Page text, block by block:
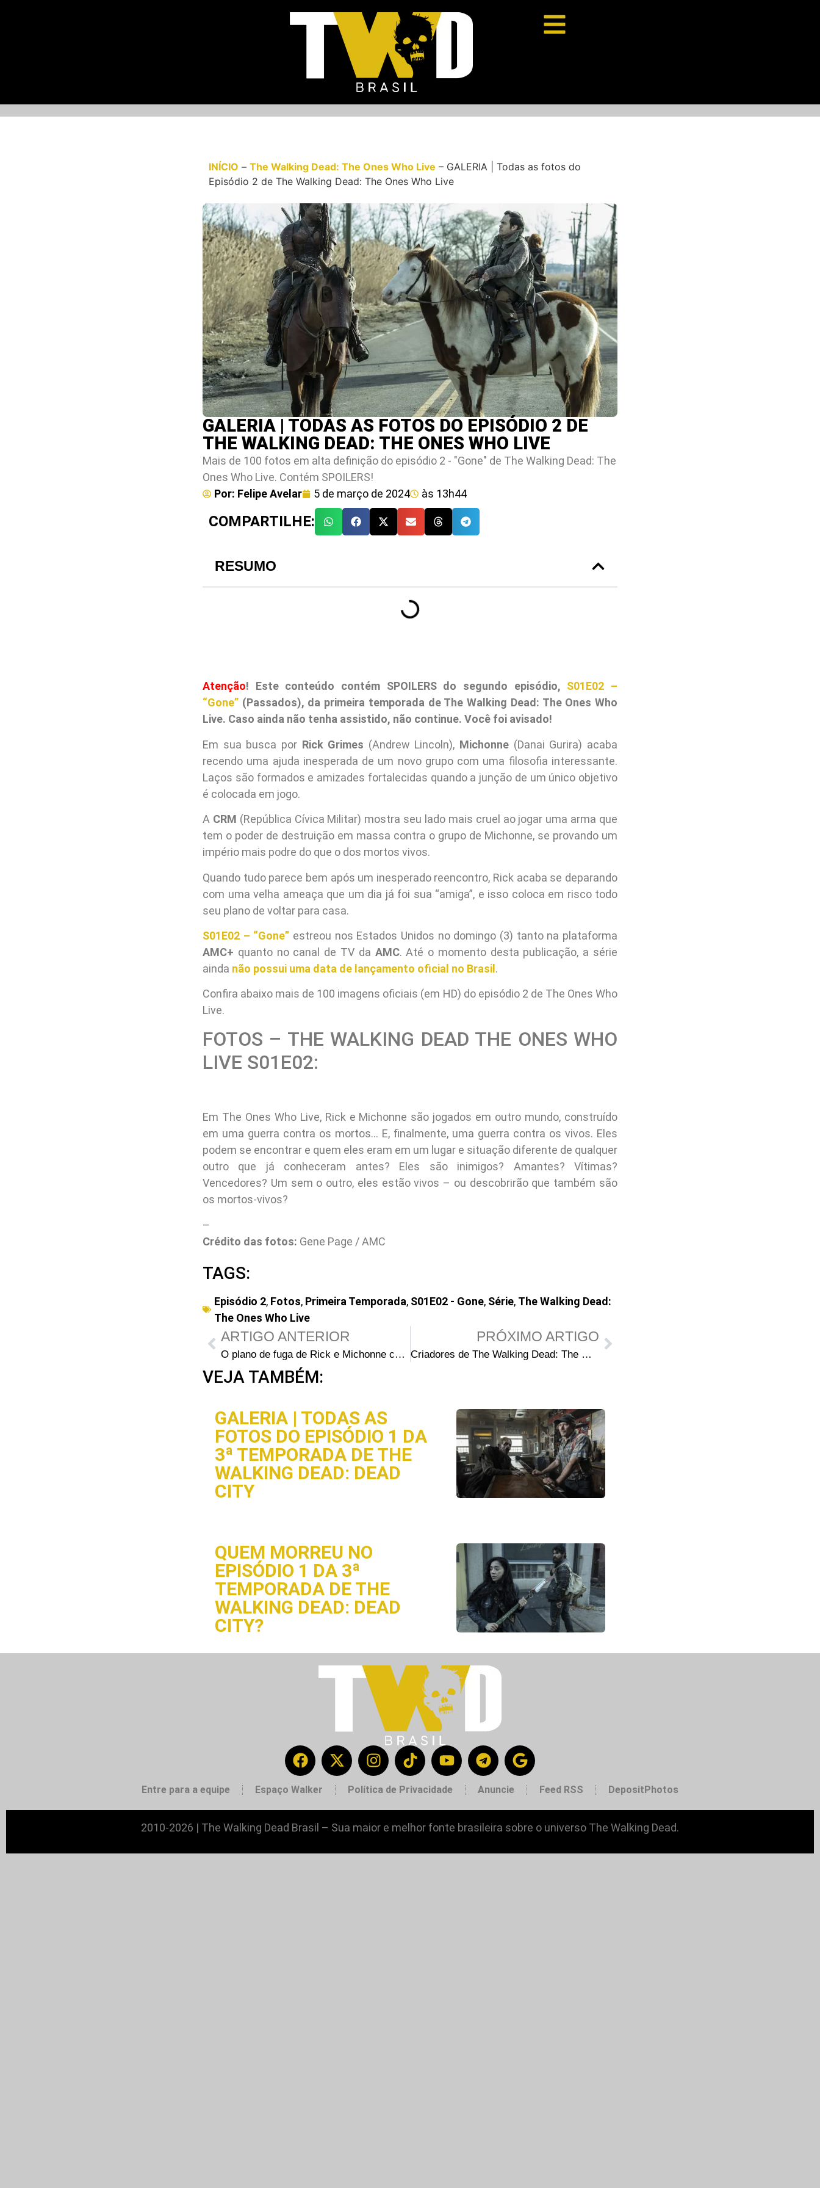
INÍCIO – The Walking Dead: The Ones Who Live – GALERIA | Todas as fotos do
Episódio 2 de The Walking Dead: The Ones Who Live
GALERIA | TODAS AS FOTOS DO EPISÓDIO 2 DE
THE WALKING DEAD: THE ONES WHO LIVE
Mais de 100 fotos em alta definição do episódio 2 - "Gone" de The Walking Dead: The
Ones Who Live. Contém SPOILERS!
Por: Felipe Avelar 5 de março de 2024 às 13h44
COMPARTILHE:
RESUMO
Atenção! Este conteúdo contém SPOILERS do segundo episódio, S01E02 –
“Gone” (Passados), da primeira temporada de The Walking Dead: The Ones Who
Live. Caso ainda não tenha assistido, não continue. Você foi avisado!
Em sua busca por Rick Grimes (Andrew Lincoln), Michonne (Danai Gurira) acaba
recendo uma ajuda inesperada de um novo grupo com uma filosofia interessante.
Laços são formados e amizades fortalecidas quando a junção de um único objetivo
é colocada em jogo.
A CRM (República Cívica Militar) mostra seu lado mais cruel ao jogar uma arma que
tem o poder de destruição em massa contra o grupo de Michonne, se provando um
império mais podre do que o dos mortos vivos.
Quando tudo parece bem após um inesperado reencontro, Rick acaba se deparando
com uma velha ameaça que um dia já foi sua “amiga”, e isso coloca em risco todo
seu plano de voltar para casa.
S01E02 – “Gone” estreou nos Estados Unidos no domingo (3) tanto na plataforma
AMC+ quanto no canal de TV da AMC. Até o momento desta publicação, a série
ainda não possui uma data de lançamento oficial no Brasil .
Confira abaixo mais de 100 imagens oficiais (em HD) do episódio 2 de The Ones Who
Live.
FOTOS – THE WALKING DEAD THE ONES WHO
LIVE S01E02:
Em The Ones Who Live, Rick e Michonne são jogados em outro mundo, construído
em uma guerra contra os mortos… E, finalmente, uma guerra contra os vivos. Eles
podem se encontrar e quem eles eram em um lugar e situação diferente de qualquer
outro que já conheceram antes? Eles são inimigos? Amantes? Vítimas?
Vencedores? Um sem o outro, eles estão vivos – ou descobrirão que também são
os mortos-vivos?
–
Crédito das fotos: Gene Page / AMC
TAGS:
Episódio 2, Fotos, Primeira Temporada, S01E02 - Gone, Série, The Walking Dead:
The Ones Who Live
ARTIGO ANTERIOR
O plano de fuga de Rick e Michonne começa no trailer do próximo episódio de The Walking Dead: The Ones Who Live
PRÓXIMO ARTIGO
Criadores de The Walking Dead: The Ones Who Live comentam sobre a jornada de Michonne de volta a Rick
VEJA TAMBÉM:
GALERIA | TODAS AS
FOTOS DO EPISÓDIO 1 DA
3ª TEMPORADA DE THE
WALKING DEAD: DEAD
CITY
QUEM MORREU NO
EPISÓDIO 1 DA 3ª
TEMPORADA DE THE
WALKING DEAD: DEAD
CITY?
Entre para a equipe Espaço Walker Política de Privacidade Anuncie Feed RSS DepositPhotos
2010-2026 | The Walking Dead Brasil – Sua maior e melhor fonte brasileira sobre o universo The Walking Dead.